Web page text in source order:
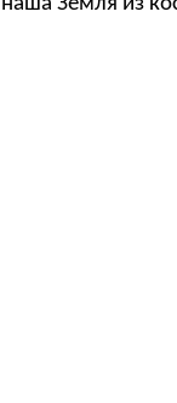
Земля из